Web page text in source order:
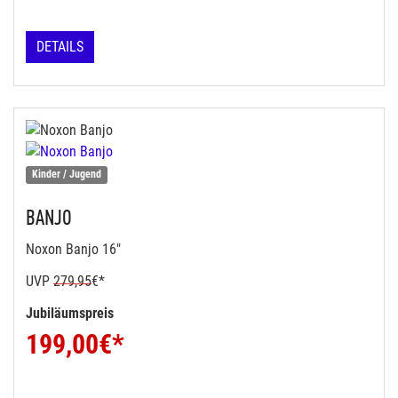
DETAILS
Kinder / Jugend
BANJO
Noxon Banjo 16"
UVP 279,95€*
Jubiläumspreis
199,00€*